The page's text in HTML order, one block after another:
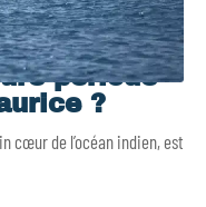
période
?
cœur de l’océan indien, est